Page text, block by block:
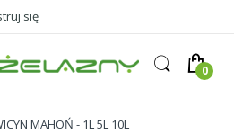
się
MAHOŃ - 1L 5L 10L